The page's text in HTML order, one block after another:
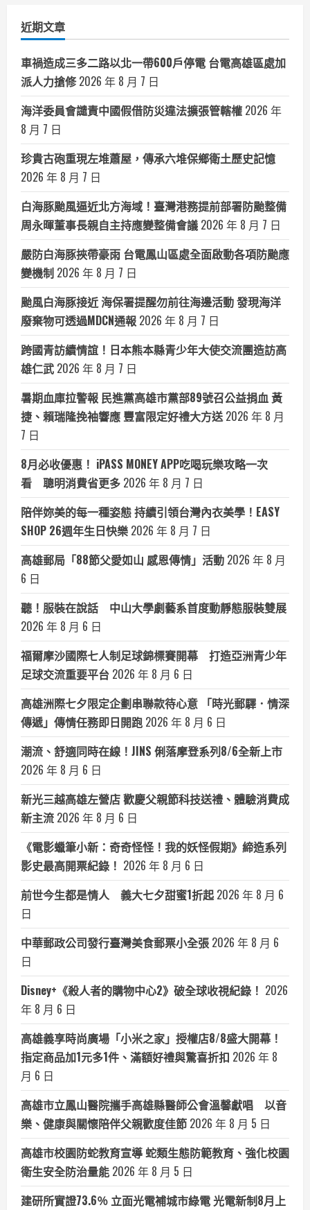
與
之
間
相
遇
近期文章
車禍造成三多二路以北一帶600戶停電 台電高雄區處加
派人力搶修 2026 年 8 月 7 日
海洋委員會譴責中國假借防災違法擴張管轄權 2026 年
8 月 7 日
珍貴古砲重現左堆蕭屋，傳承六堆保鄉衛土歷史記憶
2026 年 8 月 7 日
白海豚颱風逼近北方海域！臺灣港務提前部署防颱整備
周永暉董事長親自主持應變整備會議 2026 年 8 月 7 日
嚴防白海豚挾帶豪雨 台電鳳山區處全面啟動各項防颱應
變機制 2026 年 8 月 7 日
颱風白海豚接近 海保署提醒勿前往海邊活動 發現海洋
廢棄物可透過MDCN通報 2026 年 8 月 7 日
跨國青訪續情誼！日本熊本縣青少年大使交流團造訪高
雄仁武 2026 年 8 月 7 日
暑期血庫拉警報 民進黨高雄市黨部89號召公益捐血 黃
捷、賴瑞隆挽袖響應 豐富限定好禮大方送 2026 年 8 月
7 日
8月必收優惠！ iPASS MONEY APP吃喝玩樂攻略一次
看 聰明消費省更多 2026 年 8 月 7 日
陪伴妳美的每一種姿態 持續引領台灣內衣美學！EASY
SHOP 26週年生日快樂 2026 年 8 月 7 日
高雄郵局「88節父愛如山 感恩傳情」活動 2026 年 8 月
6 日
聽！服裝在說話 中山大學劇藝系首度動靜態服裝雙展
2026 年 8 月 6 日
福爾摩沙國際七人制足球錦標賽開幕 打造亞洲青少年
足球交流重要平台 2026 年 8 月 6 日
高雄洲際七夕限定企劃串聯款待心意 「時光郵驛．情深
傳遞」傳情任務即日開跑 2026 年 8 月 6 日
潮流、舒適同時在線！JINS 俐落摩登系列8/6全新上市
2026 年 8 月 6 日
新光三越高雄左營店 歡慶父親節科技送禮、體驗消費成
新主流 2026 年 8 月 6 日
《電影蠟筆小新：奇奇怪怪！我的妖怪假期》締造系列
影史最高開票紀錄！ 2026 年 8 月 6 日
前世今生都是情人 義大七夕甜蜜1折起 2026 年 8 月 6
日
中華郵政公司發行臺灣美食郵票小全張 2026 年 8 月 6
日
Disney+《殺人者的購物中心2》破全球收視紀錄！ 2026
年 8 月 6 日
高雄義享時尚廣場「小米之家」授權店8/8盛大開幕！
指定商品加1元多1件、滿額好禮與驚喜折扣 2026 年 8
月 6 日
高雄市立鳳山醫院攜手高雄縣醫師公會溫馨獻唱 以音
樂、健康與關懷陪伴父親歡度佳節 2026 年 8 月 5 日
高雄市校園防蛇教育宣導 蛇類生態防範教育、強化校園
衛生安全防治量能 2026 年 8 月 5 日
建研所實證73.6％ 立面光電補城市綠電 光電新制8月上